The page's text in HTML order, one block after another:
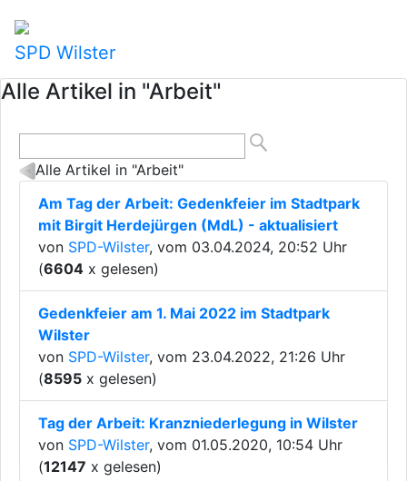
SPD Wilster
Alle Artikel in "Arbeit"
Alle Artikel in "Arbeit"
Am Tag der Arbeit: Gedenkfeier im Stadtpark
mit Birgit Herdejürgen (MdL) - aktualisiert
von SPD-Wilster, vom 03.04.2024, 20:52 Uhr
(6604 x gelesen)
Gedenkfeier am 1. Mai 2022 im Stadtpark
Wilster
von SPD-Wilster, vom 23.04.2022, 21:26 Uhr
(8595 x gelesen)
Tag der Arbeit: Kranzniederlegung in Wilster
von SPD-Wilster, vom 01.05.2020, 10:54 Uhr
(12147 x gelesen)